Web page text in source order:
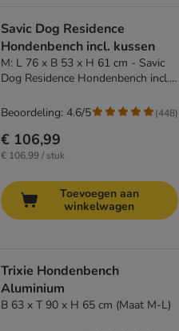
Savic Dog Residence
Hondenbench incl. kussen
M: L 76 x B 53 x H 61 cm - Savic
Dog Residence Hondenbench incl.
€ 106,99
€ 106,99 / stuk
Beoordeling: 4.6/5 (448)
Toevoegen aan
winkelwagen
Trixie Hondenbench
Aluminium
B 63 x T 90 x H 65 cm (Maat M-L)